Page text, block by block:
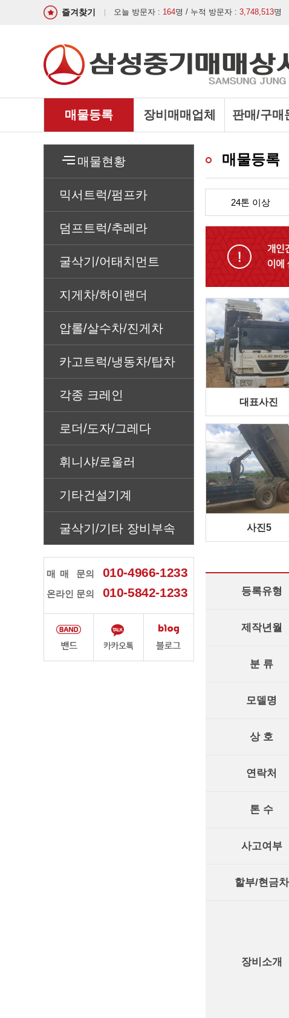
즐겨찾기 오늘 방문자 : 164명 / 누적 방문자 : 3,748,513명
매물등록 장비매매업체 판매/구매
매물현황
믹서트럭/펌프카
덤프트럭/추레라
굴삭기/어태치먼트
지게차/하이랜더
압롤/살수차/진게차
카고트럭/냉동차/탑차
각종 크레인
로더/도자/그레다
휘니샤/로울러
기타건설기계
굴삭기/기타 장비부속
매매 문의 010-4966-1233
온라인 문의 010-5842-1233
매물등록
24톤 이상
대표사진
사진5
등록유형
제작년월
분 류
모델명
상 호
연락처
톤 수
사고여부
할부/현금차
장비소개